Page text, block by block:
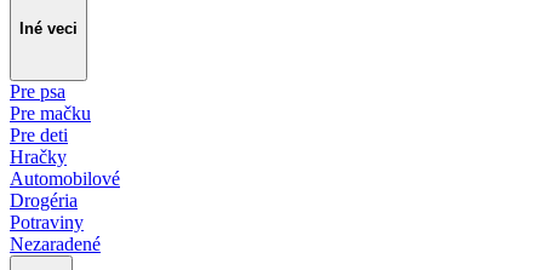
Iné veci
Pre psa
Pre mačku
Pre deti
Hračky
Automobilové
Drogéria
Potraviny
Nezaradené